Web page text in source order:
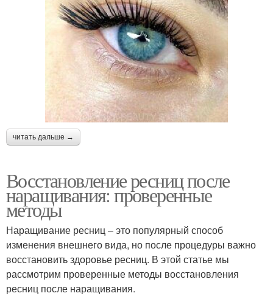
читать дальше →
Восстановление ресниц после
наращивания: проверенные
методы
Наращивание ресниц – это популярный способ
изменения внешнего вида, но после процедуры важно
восстановить здоровье ресниц. В этой статье мы
рассмотрим проверенные методы восстановления
ресниц после наращивания.